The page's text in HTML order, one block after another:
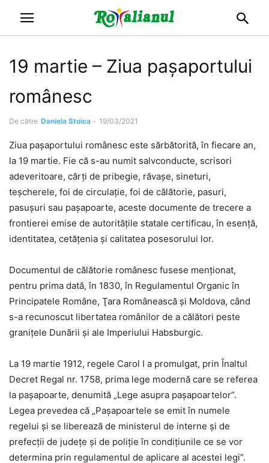
19 martie – Ziua pașaportului
românesc
De către Daniela Stoica - 19/03/2021
Ziua pașaportului românesc este sărbătorită, în fiecare an,
la 19 martie. Fie că s-au numit salvconducte, scrisori
adeveritoare, cărţi de pribegie, răvaşe, sineturi,
teşcherele, foi de circulaţie, foi de călătorie, pasuri,
pasuşuri sau paşapoarte, aceste documente de trecere a
frontierei emise de autorităţile statale certificau, în esenţă,
identitatea, cetăţenia şi calitatea posesorului lor.
Documentul de călătorie românesc fusese menţionat,
pentru prima dată, în 1830, în Regulamentul Organic în
Principatele Române, Ţara Românească şi Moldova, când
s-a recunoscut libertatea românilor de a călători peste
graniţele Dunării şi ale Imperiului Habsburgic.
La 19 martie 1912, regele Carol I a promulgat, prin Înaltul
Decret Regal nr. 1758, prima lege modernă care se referea
la pașapoarte, denumită „Lege asupra pașapoartelor”.
Legea prevedea că „Pașapoartele se emit în numele
regelui și se liberează de ministerul de interne și de
prefecții de județe și de poliție în condițiunile ce se vor
determina prin regulamentul de aplicare al acestei legi”.